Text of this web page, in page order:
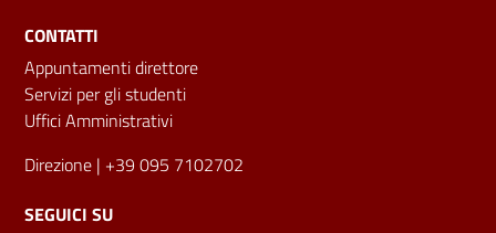
CONTATTI
Appuntamenti direttore
Servizi per gli studenti
Uffici Amministrativi
Direzione | +39 095 7102702
SEGUICI SU